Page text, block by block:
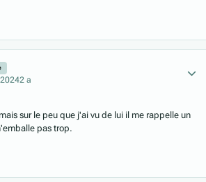
2 a
sur le peu que j'ai vu de lui il me rappelle un
pas trop.